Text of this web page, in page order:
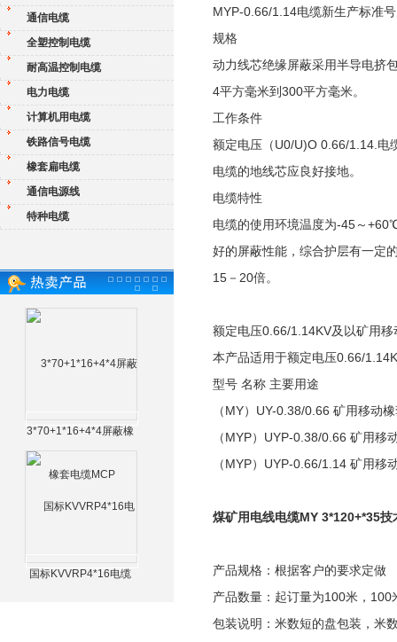
通信电缆
全塑控制电缆
耐高温控制电缆
电力电缆
计算机用电缆
铁路信号电缆
橡套扁电缆
通信电源线
特种电缆
3*70+1*16+4*4屏蔽橡
国标KVVRP4*16电缆
MYP-0.66/1.14电缆新生产标准
规格
动力线芯绝缘屏蔽采用半导电挤
4平方毫米到300平方毫米。
工作条件
额定电压（U0/U)O 0.66/1.14.电
电缆的地线芯应良好接地。
电缆特性
电缆的使用环境温度为-45～
好的屏蔽性能，综合护层有一定
15－20倍。
额定电压0.66/1.14KV及以矿用
本产品适用于额定电压0.66/
型号 名称 主要用途
（MY）UY-0.38/0.66 矿用移动
（MYP）UYP-0.38/0.66 矿用
（MYP）UYP-0.66/1.14 矿用
煤矿用电线电缆MY 3*120+*35技
产品规格：根据客户的要求定做
产品数量：起订量为100米，100
包装说明：米数短的盘包装，米